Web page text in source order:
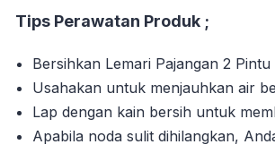
Tips Perawatan Produk ;
Bersihkan Lemari Pajangan 2
Usahakan untuk menjauhkan air
Lap dengan kain bersih untuk
Apabila noda sulit dihilangkan,